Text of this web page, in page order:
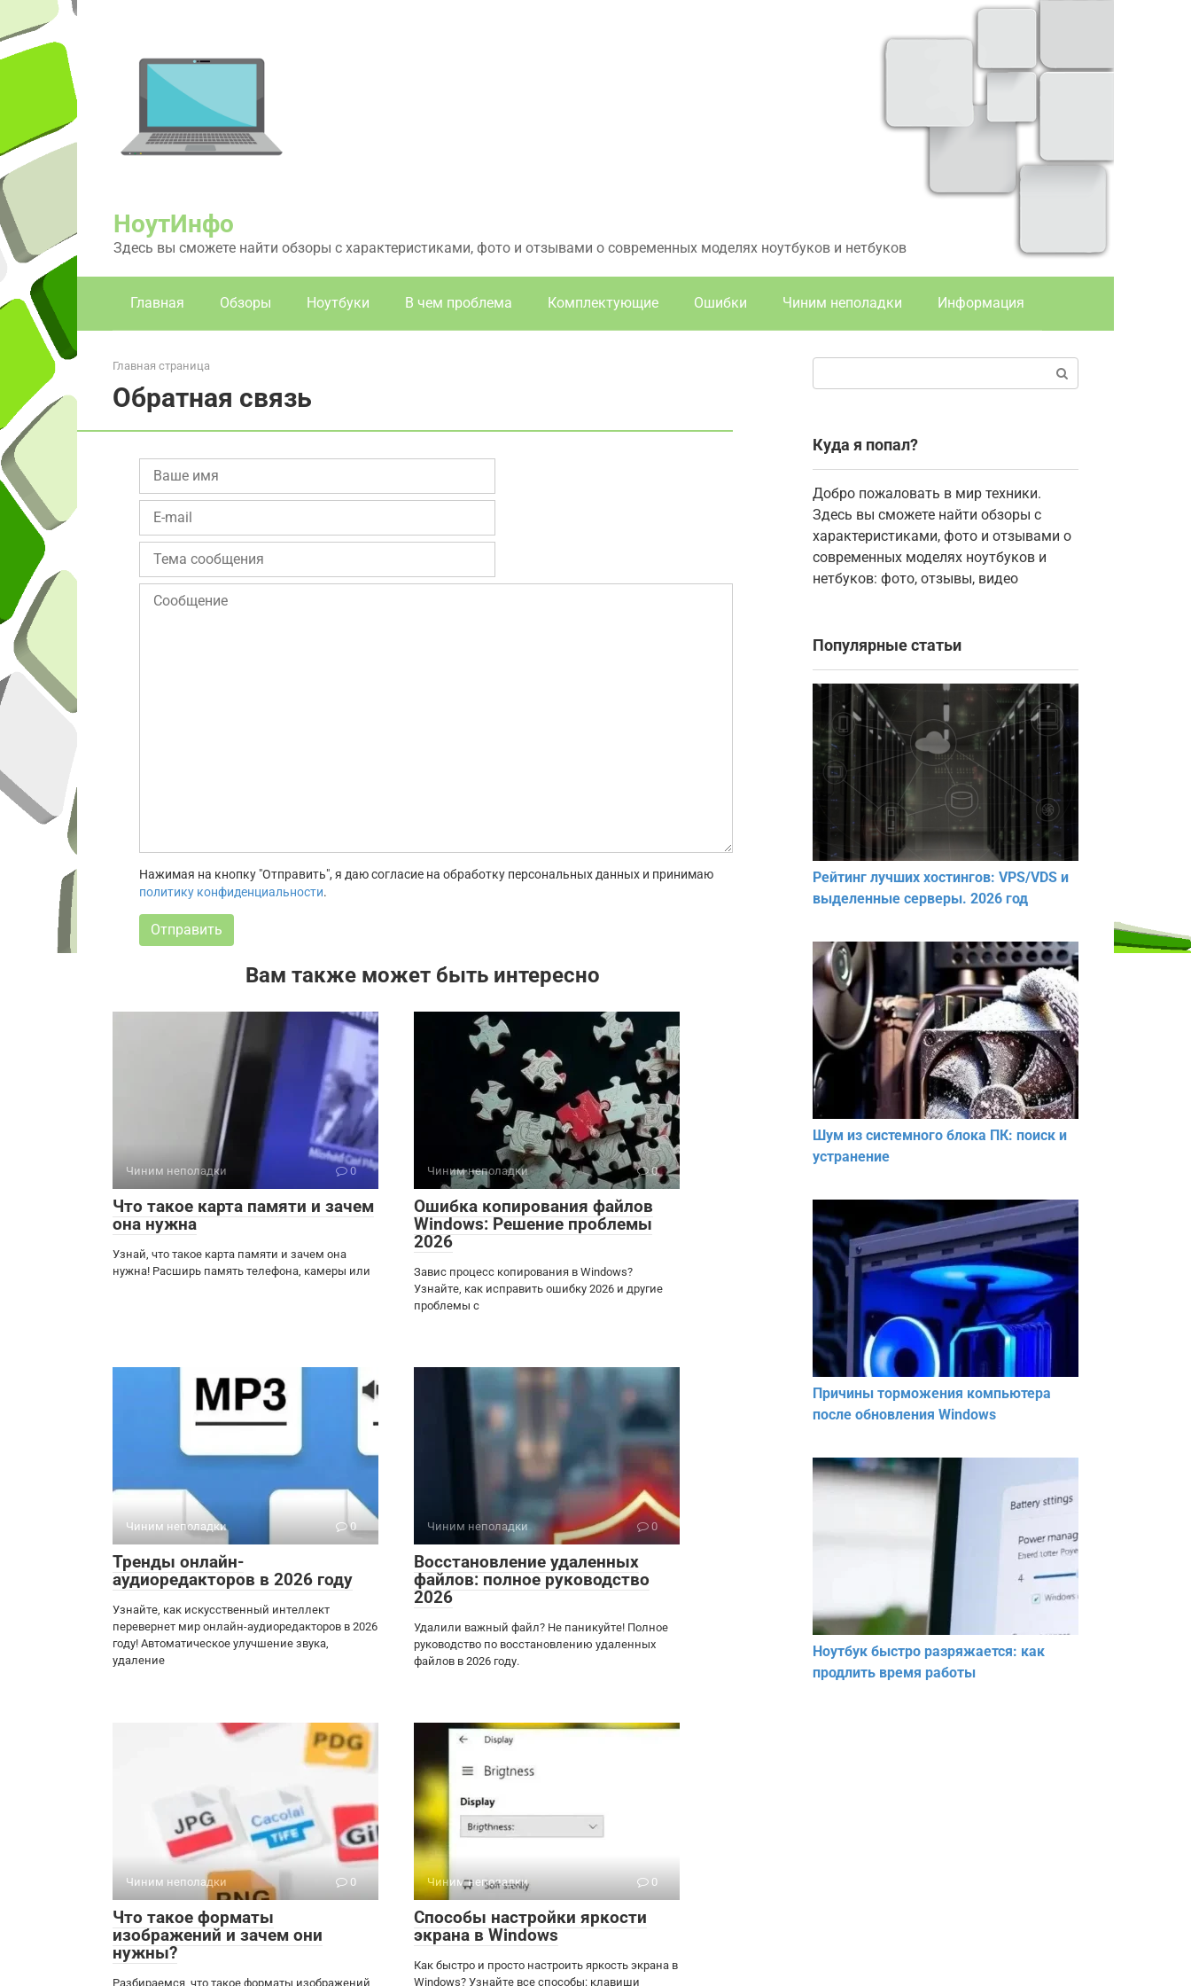
контенту
НоутИнфо
Здесь вы сможете найти обзоры с характеристиками, фото и отзывами о современных моделях ноутбуков и нетбуков
Главная Обзоры Ноутбуки В чем проблема Комплектующие Ошибки Чиним неполадки Информация
Главная страница
Обратная связь
Нажимая на кнопку "Отправить", я даю согласие на обработку персональных данных и принимаю
политику конфиденциальности.
Отправить
Вам также может быть интересно
Чиним неполадки 0
Что такое карта памяти и зачем
она нужна
Узнай, что такое карта памяти и зачем она
нужна! Расширь память телефона, камеры или
Чиним неполадки 0
Ошибка копирования файлов
Windows: Решение проблемы
2026
Завис процесс копирования в Windows?
Узнайте, как исправить ошибку 2026 и другие
проблемы с
Чиним неполадки 0
Тренды онлайн-
аудиоредакторов в 2026 году
Узнайте, как искусственный интеллект
перевернет мир онлайн-аудиоредакторов в 2026
году! Автоматическое улучшение звука,
удаление
Чиним неполадки 0
Восстановление удаленных
файлов: полное руководство
2026
Удалили важный файл? Не паникуйте! Полное
руководство по восстановлению удаленных
файлов в 2026 году.
Чиним неполадки 0
Что такое форматы
изображений и зачем они
нужны?
Разбираемся, что такое форматы изображений
Чиним неполадки 0
Способы настройки яркости
экрана в Windows
Как быстро и просто настроить яркость экрана в
Windows? Узнайте все способы: клавиши
Куда я попал?
Добро пожаловать в мир техники.
Здесь вы сможете найти обзоры с
характеристиками, фото и отзывами о
современных моделях ноутбуков и
нетбуков: фото, отзывы, видео
Популярные статьи
Рейтинг лучших хостингов: VPS/VDS и
выделенные серверы. 2026 год
Шум из системного блока ПК: поиск и
устранение
Причины торможения компьютера
после обновления Windows
Ноутбук быстро разряжается: как
продлить время работы